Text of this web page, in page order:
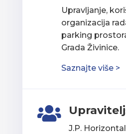
Upravljanje,
organizacija
parking
Grada Živinice.
Saznajte više >

J.P.